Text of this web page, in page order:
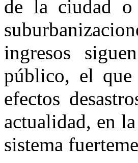
de la ciudad o
ingresos
público, el
efectos
actualidad, en
sistema